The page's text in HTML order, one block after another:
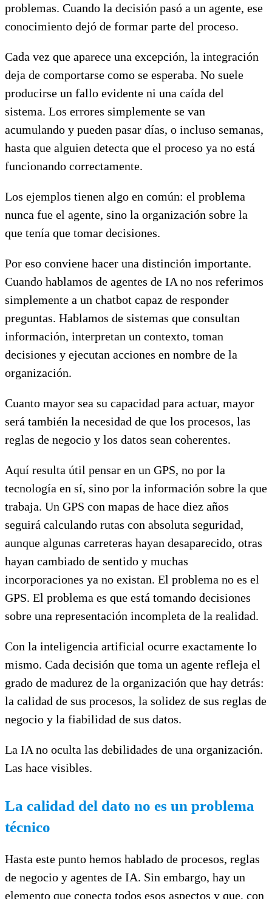
problemas. Cuando la decisión pasó a un agente, ese
conocimiento dejó de formar parte del proceso.
Cada vez que aparece una excepción, la integración
deja de comportarse como se esperaba. No suele
producirse un fallo evidente ni una caída del
sistema. Los errores simplemente se van
acumulando y pueden pasar días, o incluso semanas,
hasta que alguien detecta que el proceso ya no está
funcionando correctamente.
Los ejemplos tienen algo en común: el problema
nunca fue el agente, sino la organización sobre la
que tenía que tomar decisiones.
Por eso conviene hacer una distinción importante.
Cuando hablamos de agentes de IA no nos referimos
simplemente a un chatbot capaz de responder
preguntas. Hablamos de sistemas que consultan
información, interpretan un contexto, toman
decisiones y ejecutan acciones en nombre de la
organización.
Cuanto mayor sea su capacidad para actuar, mayor
será también la necesidad de que los procesos, las
reglas de negocio y los datos sean coherentes.
Aquí resulta útil pensar en un GPS, no por la
tecnología en sí, sino por la información sobre la que
trabaja. Un GPS con mapas de hace diez años
seguirá calculando rutas con absoluta seguridad,
aunque algunas carreteras hayan desaparecido, otras
hayan cambiado de sentido y muchas
incorporaciones ya no existan. El problema no es el
GPS. El problema es que está tomando decisiones
sobre una representación incompleta de la realidad.
Con la inteligencia artificial ocurre exactamente lo
mismo. Cada decisión que toma un agente refleja el
grado de madurez de la organización que hay detrás:
la calidad de sus procesos, la solidez de sus reglas de
negocio y la fiabilidad de sus datos.
La IA no oculta las debilidades de una organización.
Las hace visibles.
La calidad del dato no es un problema
técnico
Hasta este punto hemos hablado de procesos, reglas
de negocio y agentes de IA. Sin embargo, hay un
elemento que conecta todos esos aspectos y que, con